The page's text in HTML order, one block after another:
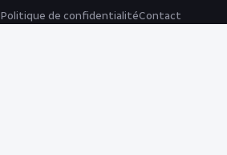
Politique de confidentialitéContact